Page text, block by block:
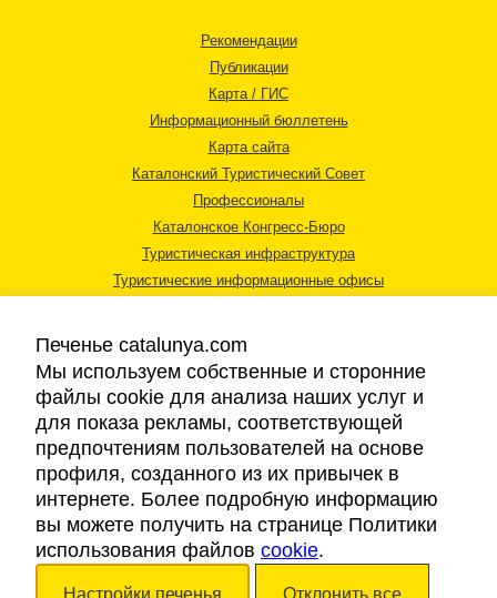
Рекомендации
Публикации
Карта / ГИС
Информационный бюллетень
Карта сайта
Каталонский Туристический Совет
Профессионалы
Каталонское Конгресс-Бюро
Туристическая инфраструктура
Туристические информационные офисы
Правовая информация
Cookies
Доступность
Авторские права © 2026. Каталонский Туристический Совет. Все права
Печенье catalunya.com
Мы используем собственные и сторонние
файлы cookie для анализа наших услуг и
для показа рекламы, соответствующей
предпочтениям пользователей на основе
профиля, созданного из их привычек в
интернете. Более подробную информацию
вы можете получить на странице Политики
использования файлов cookie.
Настройки печенья Отклонить все